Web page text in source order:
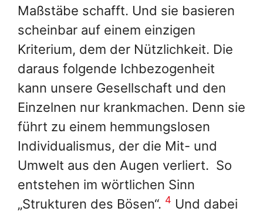
Maßstäbe schafft. Und sie basieren
scheinbar auf einem einzigen
Kriterium, dem der Nützlichkeit. Die
daraus folgende Ichbezogenheit
kann unsere Gesellschaft und den
Einzelnen nur krankmachen. Denn sie
führt zu einem hemmungslosen
Individualismus, der die Mit- und
Umwelt aus den Augen verliert. So
entstehen im wörtlichen Sinn
„Strukturen des Bösen“. 4 Und dabei